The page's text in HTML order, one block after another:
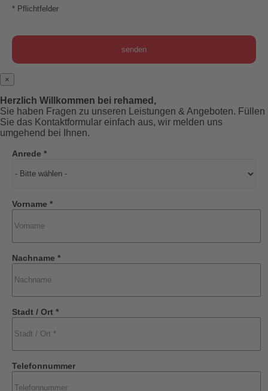
* Pflichtfelder
×
Herzlich Willkommen bei rehamed,
Sie haben Fragen zu unseren Leistungen & Angeboten. Füllen
Sie das Kontaktformular einfach aus, wir melden uns
umgehend bei Ihnen.
Anrede *
Vorname *
Nachname *
Stadt / Ort *
Telefonnummer